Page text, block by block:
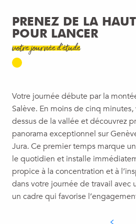
Activité de cohésion
PRENEZ DE LA
POUR LANCER
votre journée d’étude
MONTÉE EN
Votre journée débute par la
Salève. En moins de cinq
dessus de la vallée et découvrez
panorama exceptionnel sur
Jura. Ce premier temps marque
le quotidien et installe
propice à la concentration et à
dans votre journée de travail avec
un cadre qui favorise